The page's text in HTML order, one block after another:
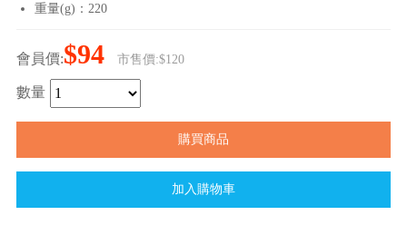
重量(g)：220
會員價:$94 市售價:$120
數量